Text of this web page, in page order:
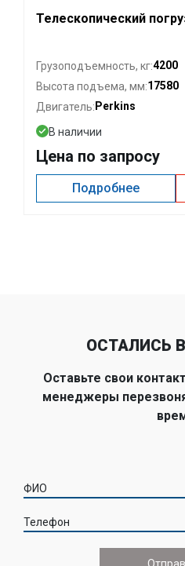
Телескопический
Грузоподъемность, кг:4200
Высота подъема, мм:17580
Двигатель: Perkins
В наличии
Цена по запросу
Подробнее
ОСТАЛИСЬ
Оставьте свои
менеджеры
ФИО
Телефон